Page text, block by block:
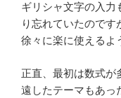
ギリシャ文字の入力
り忘れていたのです
徐々に楽に使えるよ
正直、最初は数式が
遠したテーマもあっ